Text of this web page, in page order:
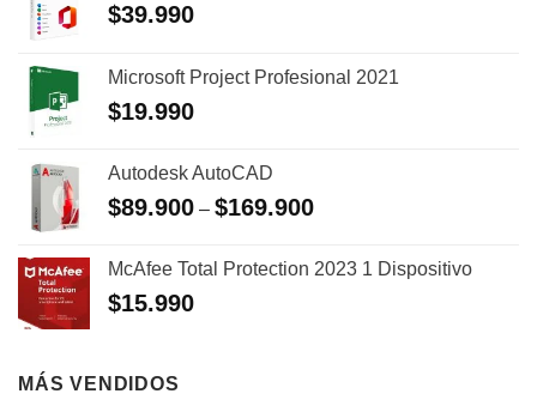
$39.990
Microsoft Project Profesional 2021
$19.990
Autodesk AutoCAD
$89.900 – $169.900
McAfee Total Protection 2023 1 Dispositivo
$15.990
MÁS VENDIDOS